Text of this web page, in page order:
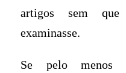
artigos sem
examinasse.
Se pelo menos